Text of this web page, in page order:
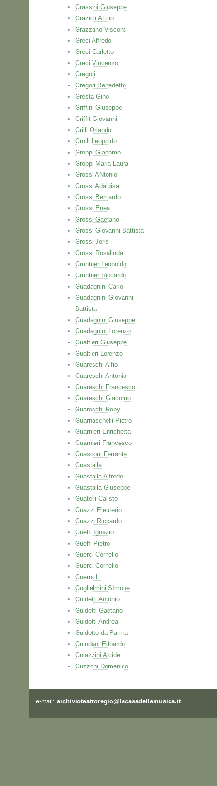
Grassini Giuseppe
Grazioli Attilio
Grazzano Visconti
Greci Alfredo
Greci Carletto
Greci Vincenzo
Gregori
Gregori Benedetto
Gresta Gino
Griffini Giuseppe
Griffit Giovanni
Grilli Orlando
Grolli Leopoldo
Groppi Giacomo
Groppi Maria Laura
Grossi ANtonio
Grossi Adalgisa
Grossi Bernardo
Grossi Enea
Grossi Gaetano
Grossi Giovanni Battista
Grossi Joris
Grossi Rosalinda
Gruntner Leopoldo
Gruntner Riccardo
Guadagnini Carlo
Guadagnini Giovanni
Battista
Guadagnini Giuseppe
Guadagnini Lorenzo
Gualtieri Giuseppe
Gualtieri Lorenzo
Guareschi Alfio
Guareschi Antonio
Guareschi Francesco
Guareschi Giacomo
Guareschi Roby
Guarnaschelli Pietro
Guarnieri Enrichetta
Guarnieri Francesco
Guasconi Ferrante
Guastalla
Guastalla Alfredo
Guastalla Giuseppe
Guatelli Calisto
Guazzi Eleuterio
Guazzi Riccardo
Guelfi Ignazio
Guelfi Pietro
Guerci Cornelio
Guerci Cornelio
Guerra L.
Guglielmini SImone
Guidetti Antonio
Guidetti Gaetano
Guidotti Andrea
Guidotto da Parma
Guindani Edoardo
Gulazzini Alcide
Guzzoni Domenico
e-mail: archivioteatroregio@lacasadellamusica.it